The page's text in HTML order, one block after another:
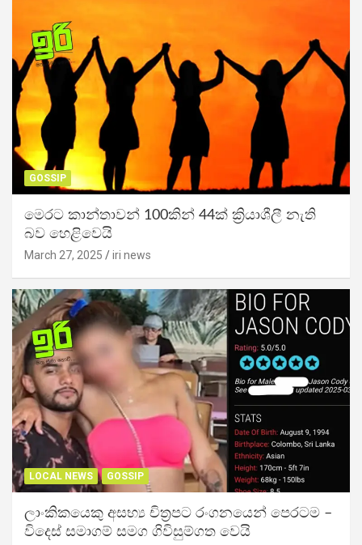
GOSSIP
මෙරට කාන්තාවන් 100කින් 44ක් ක්‍රියාශීලී නැති
බව හෙළිවෙයි
March 27, 2025 iri news
LOCAL NEWS GOSSIP
ලාංකිකයෙකු අසභ්‍ය චිත්‍රපට රංගනයෙන් පෙරටම –
විදෙස් සමාගම් සමග ගිවිසුම්ගත වෙයි